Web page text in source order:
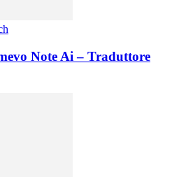
Note Ai – Traduttore